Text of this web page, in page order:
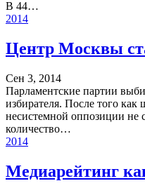
В 44…
2014
Центр Москвы
Сен 3, 2014
Парламентские партии
избирателя. После того
несистемной оппозиции не
количество…
2014
Медиарейтинг